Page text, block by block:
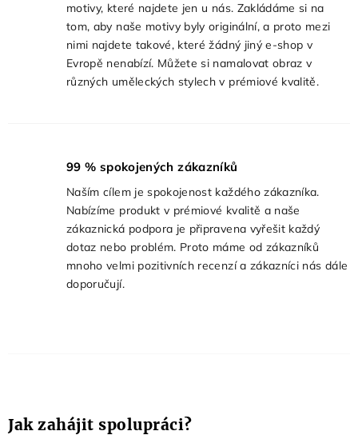
motivy, které najdete jen u nás. Zakládáme si na
tom, aby naše motivy byly originální, a proto mezi
nimi najdete takové, které žádný jiný e-shop v
Evropě nenabízí. Můžete si namalovat obraz v
různých uměleckých stylech v prémiové kvalitě.
99 % spokojených zákazníků
Naším cílem je spokojenost každého zákazníka.
Nabízíme produkt v prémiové kvalitě a naše
zákaznická podpora je připravena vyřešit každý
dotaz nebo problém. Proto máme od zákazníků
mnoho velmi pozitivních recenzí a zákazníci nás dále
doporučují.
Jak zahájit spolupráci?